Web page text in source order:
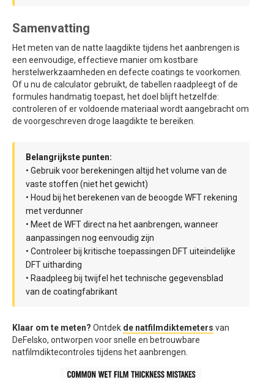
Samenvatting
Het meten van de natte laagdikte tijdens het aanbrengen is
een eenvoudige, effectieve manier om kostbare
herstelwerkzaamheden en defecte coatings te voorkomen.
Of u nu de calculator gebruikt, de tabellen raadpleegt of de
formules handmatig toepast, het doel blijft hetzelfde:
controleren of er voldoende materiaal wordt aangebracht om
de voorgeschreven droge laagdikte te bereiken.
Belangrijkste punten:
• Gebruik voor berekeningen altijd het volume van de
vaste stoffen (niet het gewicht)
• Houd bij het berekenen van de beoogde WFT rekening
met verdunner
• Meet de WFT direct na het aanbrengen, wanneer
aanpassingen nog eenvoudig zijn
• Controleer bij kritische toepassingen DFT uiteindelijke
DFT uitharding
• Raadpleeg bij twijfel het technische gegevensblad
van de coatingfabrikant
Klaar om te meten? Ontdek de natfilmdiktemeters van
DeFelsko, ontworpen voor snelle en betrouwbare
natfilmdiktecontroles tijdens het aanbrengen.